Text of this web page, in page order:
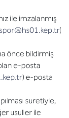
ile imzalanmış
)
önce bildirmiş
e-posta
) e-posta
suretiyle,
usuller ile